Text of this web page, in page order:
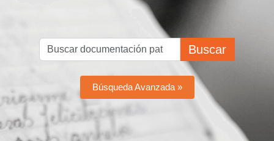
Buscar
Búsqueda Avanzada »